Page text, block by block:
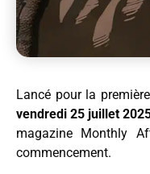
Lancé pour la
vendredi 25 juillet
magazine Monthly
commencement.